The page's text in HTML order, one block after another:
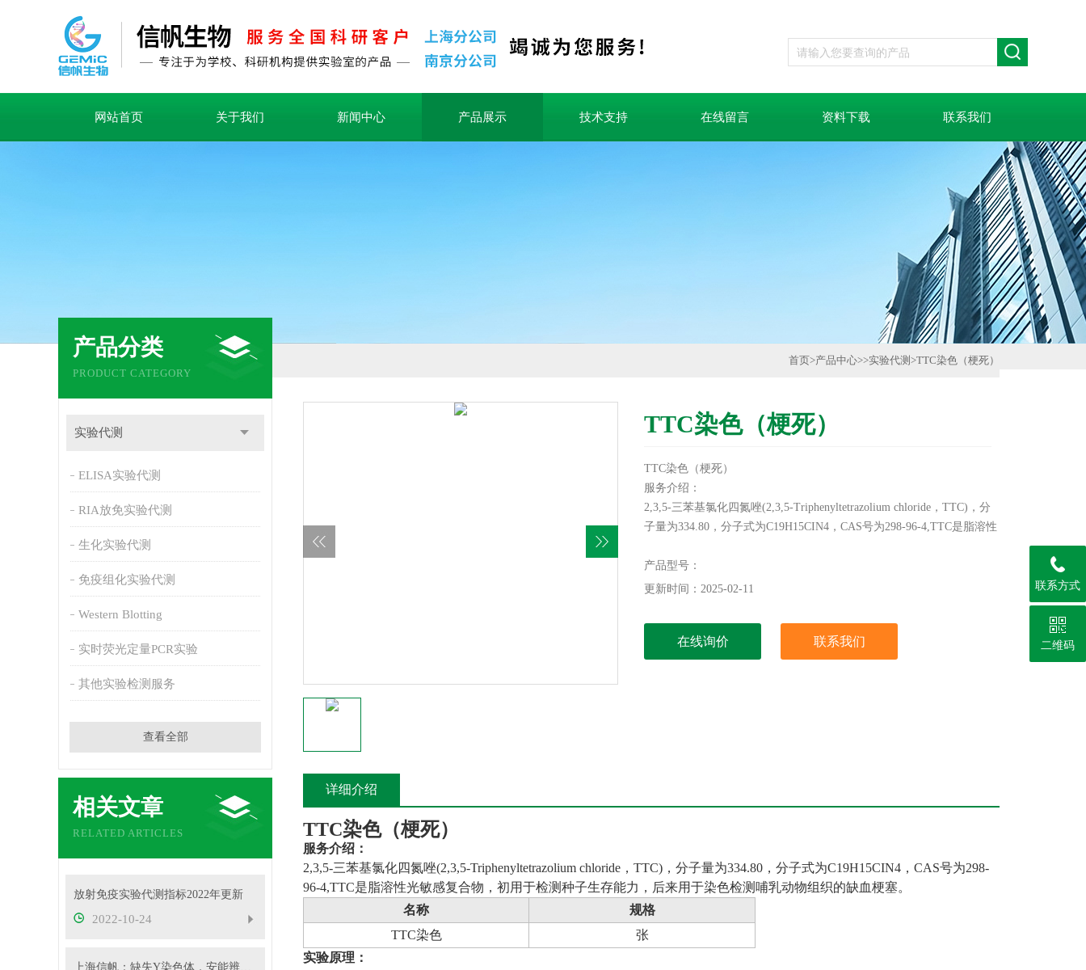
网站首页 关于我们 新闻中心 产品展示 技术支持 在线留言 资料下载 联系我们
产品分类
PRODUCT CATEGORY
实验代测
ELISA实验代测
RIA放免实验代测
生化实验代测
免疫组化实验代测
Western Blotting
实时荧光定量PCR实验
其他实验检测服务
查看全部
相关文章
RELATED ARTICLES
放射免疫实验代测指标2022年更新
2022-10-24
上海信帆：缺失Y染色体，安能辨它是雄雌
首页>产品中心>>实验代测 >TTC染色（梗死）
TTC染色（梗死）
TTC染色（梗死）
服务介绍：
2,3,5-三苯基氯化四氮唑(2,3,5-Triphenyltetrazolium chloride，TTC)，分
子量为334.80，分子式为C19H15CIN4，CAS号为298-96-4,TTC是脂溶性
组织的缺血梗塞。
产品型号：
更新时间：2025-02-11
在线询价 联系我们
详细介绍
TTC染色（梗死）
服务介绍：
2,3,5-三苯基氯化四氮唑(2,3,5-Triphenyltetrazolium chloride ， TTC) ，分子量为334.80 ，分子式为C19H15CIN4 ， CAS号为298-
96-4,TTC是脂溶性光敏感复合物，初用于检测种子生存能力，后来用于染色检测哺乳动物组织的缺血梗塞。
名称
规格
TTC染色
张
实验原理：
联系方式
二维码